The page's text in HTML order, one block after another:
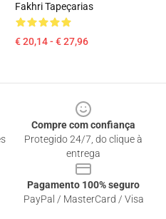
Fakhri Tapeçarias
€ 20,14 - € 27,96
Compre com confiança
Protegido 24/7, do clique à
entrega
Pagamento 100% seguro
PayPal / MasterCard / Visa